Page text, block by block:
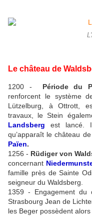
Le château de
1200 - Période du
renforcent le système
Lützelburg, à Ottrott,
travaux, le Stein
Landsberg est lancé.
qu’apparaît le château
Païen.
1256 - Rüdiger von
concernant
famille près de Sainte
seigneur du Waldsberg.
1359 - Engagement du
Strasbourg Jean de
les Beger possèdent